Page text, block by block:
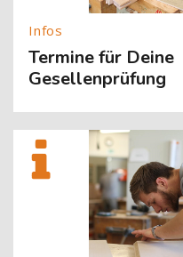
Termine für Deine
Gesellenprüfung
[Cocoon] About (Text with